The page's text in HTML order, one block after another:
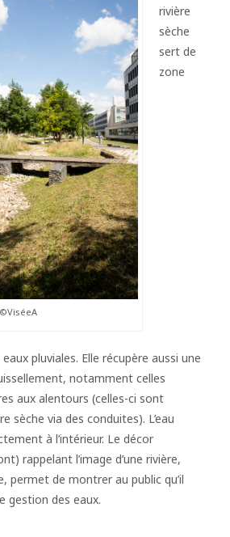
©ViséeA
rivière
sèche
sert de
zone
pluviales. Elle récupère aussi une
notamment celles
aux alentours (celles-ci sont
sèche via des conduites). L’eau
à l’intérieur. Le décor
rappelant l’image d’une rivière,
permet de montrer au public qu’il
gestion des eaux.